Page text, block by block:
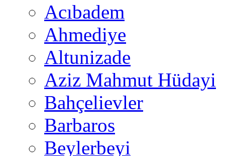
Acıbadem
Ahmediye
Altunizade
Aziz Mahmut Hüdayi
Bahçelievler
Barbaros
Beylerbeyi